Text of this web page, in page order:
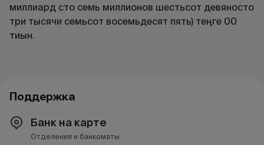
миллиард сто семь миллионов шестьсот девяносто
три тысячи семьсот восемьдесят пять) теңге 00
тиын.
Поддержка
Банк на карте
Отделения и банкоматы